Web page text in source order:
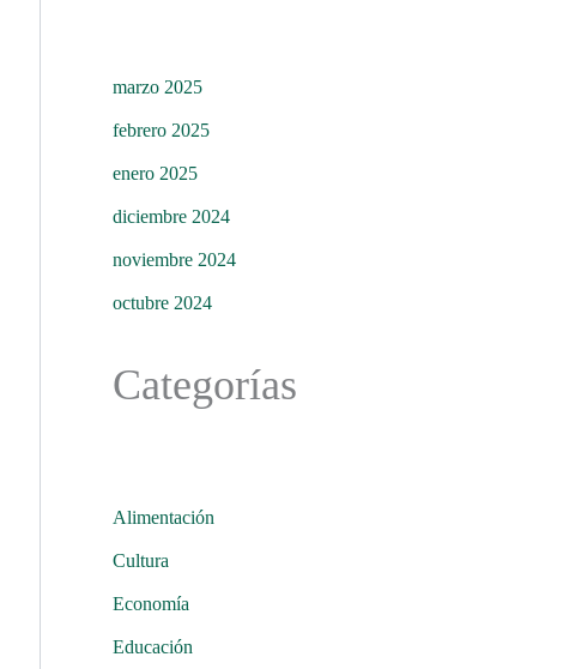
marzo 2025
febrero 2025
enero 2025
diciembre 2024
noviembre 2024
octubre 2024
Categorías
Alimentación
Cultura
Economía
Educación